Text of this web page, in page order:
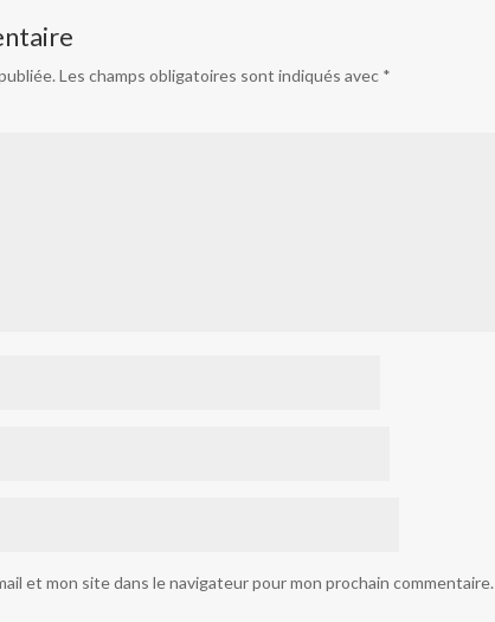
Les champs obligatoires sont indiqués avec *
et mon site dans le navigateur pour mon prochain commentaire.